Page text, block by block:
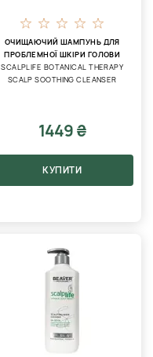
ОЧИЩАЮЧИЙ ШАМПУНЬ ДЛЯ
ПРОБЛЕМНОЇ ШКІРИ ГОЛОВИ
SCALPLIFE BOTANICAL THERAPY
SCALP SOOTHING CLEANSER
1449 ₴
КУПИТИ